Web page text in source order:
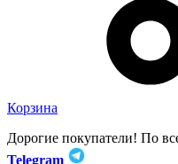
Корзина
Дорогие покупатели! По
Telegram